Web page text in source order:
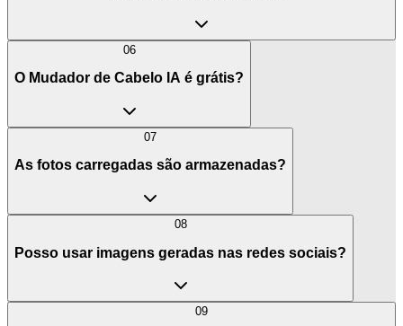
06
O Mudador de Cabelo IA é grátis?
07
As fotos carregadas são armazenadas?
08
Posso usar imagens geradas nas redes sociais?
09